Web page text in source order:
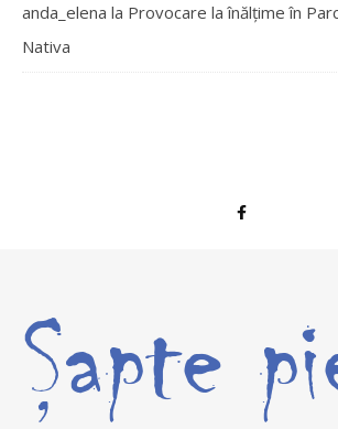
anda_elena la Provocare la înălțime în
Nativa